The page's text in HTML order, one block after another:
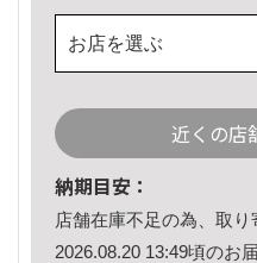
お店を選ぶ
近くの店
納期目安：
店舗在庫不足の為、取り
2026.08.20 13:49頃のお